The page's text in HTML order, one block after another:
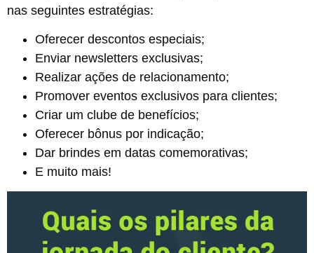
nas seguintes estratégias:
Oferecer descontos especiais;
Enviar newsletters exclusivas;
Realizar ações de relacionamento;
Promover eventos exclusivos para clientes;
Criar um clube de benefícios;
Oferecer bônus por indicação;
Dar brindes em datas comemorativas;
E muito mais!